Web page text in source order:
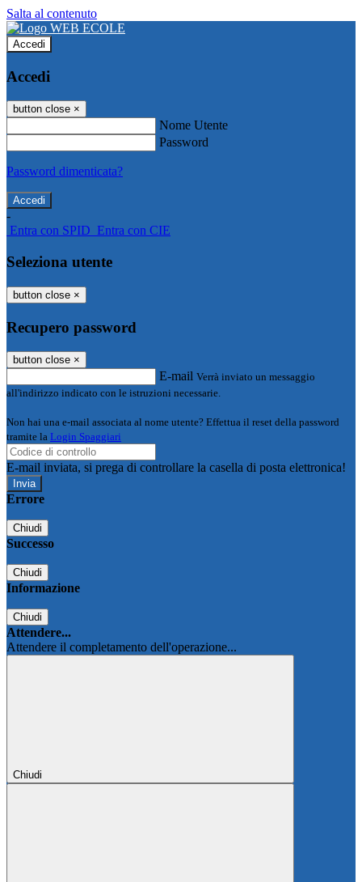
Salta al contenuto
Accedi
Accedi
button close ×
Nome Utente
Password
Password dimenticata?
-
Entra con SPID Entra con CIE
Seleziona utente
button close ×
Recupero password
button close ×
E-mail Verrà inviato un messaggio
all'indirizzo indicato con le istruzioni necessarie.
Non hai una e-mail associata al nome utente? Effettua il reset della password
tramite la Login Spaggiari
E-mail inviata, si prega di controllare la casella di posta elettronica!
Errore
Chiudi
Successo
Chiudi
Informazione
Chiudi
Attendere...
Attendere il completamento dell'operazione...
Chiudi